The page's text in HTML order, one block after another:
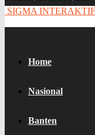
SIGMA INTERAKTIF
Home
Nasional
Banten